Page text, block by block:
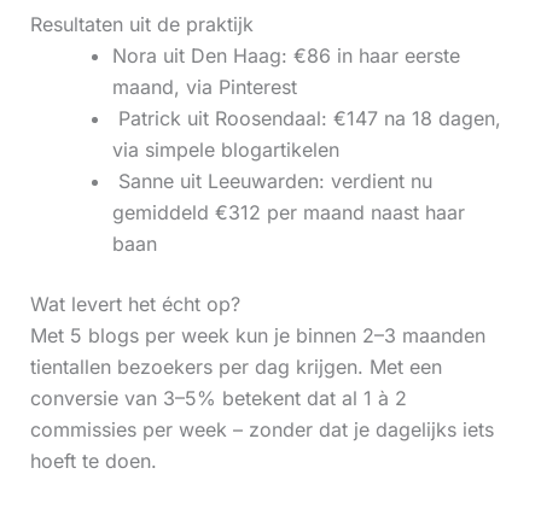
Resultaten uit de praktijk
Nora uit Den Haag: €86 in haar eerste
maand, via Pinterest
‍ Patrick uit Roosendaal: €147 na 18 dagen,
via simpele blogartikelen
‍ Sanne uit Leeuwarden: verdient nu
gemiddeld €312 per maand naast haar
baan
Wat levert het écht op?
Met 5 blogs per week kun je binnen 2–3 maanden
tientallen bezoekers per dag krijgen. Met een
conversie van 3–5% betekent dat al 1 à 2
commissies per week – zonder dat je dagelijks iets
hoeft te doen.